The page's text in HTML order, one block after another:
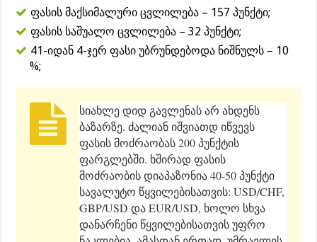
ფასის მაქსიმალური ცვლილება – 157 პუნქტი;
ფასის საშუალო ცვლილება – 32 პუნქტი;
41-იდან 4-ჯერ ფასი უბრუნდებოდა ნიშნულს – 10
%;
სიახლე დიდ გავლენას არ ახდენს
ბაზარზე. ძალიან იშვიათდ იწვევს
ფასის მოძრაობას 200 პუნქტის
ფარგლებში. ხშირად ფასის
მოძრაობის დიაპაზონია 40-50 პუნქტი
სავალუტო წყვილებისათვის: USD/CHF,
GBP/USD და EUR/USD, ხოლო სხვა
დანარჩენი წყვილებისათვის უფრო